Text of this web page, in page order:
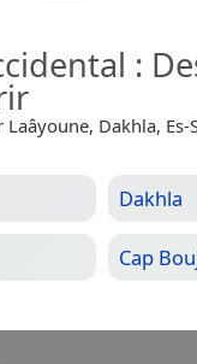
:
Dakhla, Es-
Dakhla
Cap